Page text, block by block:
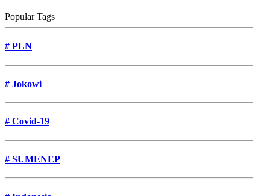
Popular Tags
# PLN
# Jokowi
# Covid-19
# SUMENEP